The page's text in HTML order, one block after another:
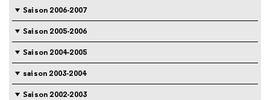
Saison 2006-2007
Saison 2005-2006
Saison 2004-2005
saison 2003-2004
Saison 2002-2003